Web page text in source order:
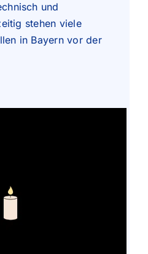
und
stehen viele
in Bayern vor der